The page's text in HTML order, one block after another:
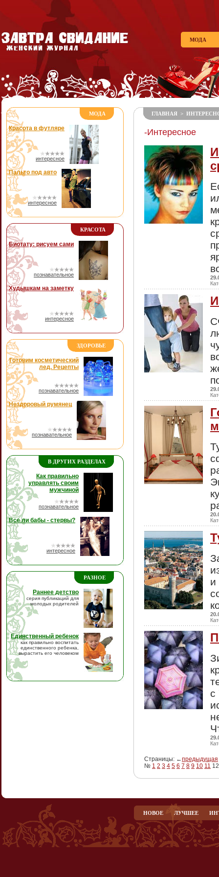
МОДА
МОДА
Красота в футляре
интересное
Пальто под авто
интересное
КРАСОТА
Биотату: рисуем сами
познавательное
Худышкам на заметку
интересное
ЗДОРОВЬЕ
Готовим косметический
лед. Рецепты
познавательное
Нездоровый румянец
познавательное
В ДРУГИХ РАЗДЕЛАХ
Как правильно
управлять своим
мужчиной
познавательное
Все ли бабы - стервы?
интересное
РАЗНОЕ
Раннее детство
серия публикаций для
молодых родителей
Единственный ребенок
как правильно воспитать
единственного ребенка,
вырастить его человеком
ГЛАВНАЯ >
-Интересное
и
с
Страницы: ←предыдущая
№ 1 2 3 4 5 6 7 8 9 10 11
НОВОЕ ЛУЧШЕЕ